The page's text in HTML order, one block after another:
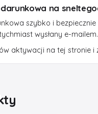
na
szybko i bezpiecznie
wysłany e-mailem.
aktywacji na tej stronie i